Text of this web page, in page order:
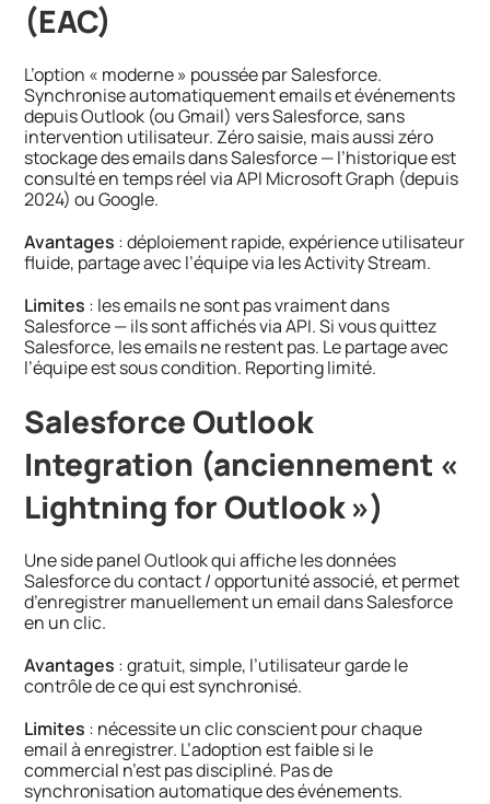
(EAC)
L’option « moderne » poussée par Salesforce.
Synchronise automatiquement emails et événements
depuis Outlook (ou Gmail) vers Salesforce, sans
intervention utilisateur. Zéro saisie, mais aussi zéro
stockage des emails dans Salesforce — l’historique est
consulté en temps réel via API Microsoft Graph (depuis
2024) ou Google.
Avantages : déploiement rapide, expérience utilisateur
fluide, partage avec l’équipe via les Activity Stream.
Limites : les emails ne sont pas vraiment dans
Salesforce — ils sont affichés via API. Si vous quittez
Salesforce, les emails ne restent pas. Le partage avec
l’équipe est sous condition. Reporting limité.
Salesforce Outlook
Integration (anciennement «
Lightning for Outlook »)
Une side panel Outlook qui affiche les données
Salesforce du contact / opportunité associé, et permet
d’enregistrer manuellement un email dans Salesforce
en un clic.
Avantages : gratuit, simple, l’utilisateur garde le
contrôle de ce qui est synchronisé.
Limites : nécessite un clic conscient pour chaque
email à enregistrer. L’adoption est faible si le
commercial n’est pas discipliné. Pas de
synchronisation automatique des événements.